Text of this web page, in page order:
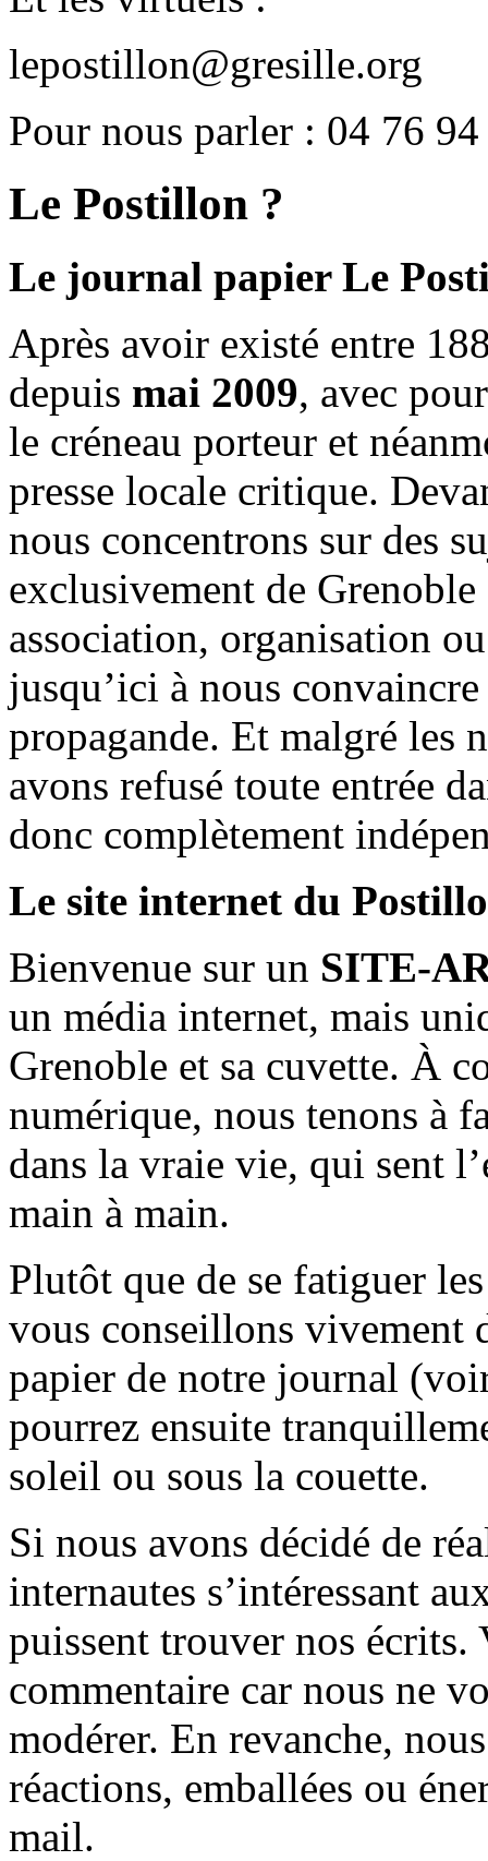
lepostillon@gresille.org
Pour nous parler : 04 76
Le Postillon ?
Le journal papier Le
Après avoir existé entre
depuis mai 2009, avec
le créneau porteur et
presse locale critique.
nous concentrons sur des
exclusivement de
association, organisation
jusqu’ici à nous
propagande. Et malgré les
avons refusé toute entrée
donc complètement
Le site internet du
Bienvenue sur un SITE-
un média internet, mais
Grenoble et sa cuvette. À
numérique, nous tenons à
dans la vraie vie, qui sent
main à main.
Plutôt que de se fatiguer
vous conseillons vivement
papier de notre journal
pourrez ensuite
soleil ou sous la couette.
Si nous avons décidé de
internautes s’intéressant
puissent trouver nos écrits.
commentaire car nous ne
modérer. En revanche,
réactions, emballées ou
mail.